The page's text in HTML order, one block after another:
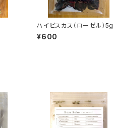
ハイビスカス（ローゼル）5g
¥600